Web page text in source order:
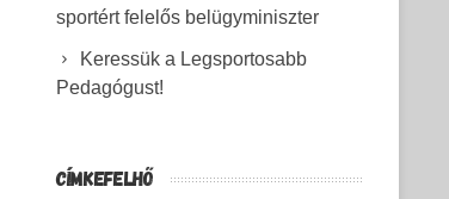
sportért felelős belügyminiszter
Keressük a Legsportosabb
Pedagógust!
CÍMKEFELHŐ